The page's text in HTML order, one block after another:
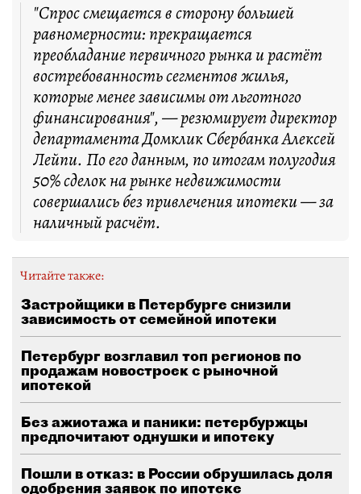
"Спрос смещается в сторону большей
равномерности: прекращается
преобладание первичного рынка и растёт
востребованность сегментов жилья,
которые менее зависимы от льготного
финансирования", — резюмирует директор
департамента Домклик Сбербанка Алексей
Лейпи. По его данным, по итогам полугодия
50% сделок на рынке недвижимости
совершались без привлечения ипотеки — за
наличный расчёт.
Читайте также:
Застройщики в Петербурге снизили
зависимость от семейной ипотеки
Петербург возглавил топ регионов по
продажам новостроек с рыночной
ипотекой
Без ажиотажа и паники: петербуржцы
предпочитают однушки и ипотеку
Пошли в отказ: в России обрушилась доля
одобрения заявок по ипотеке